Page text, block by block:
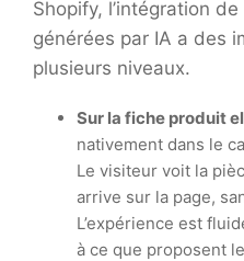
Shopify, l’intégration
générées par IA a des
plusieurs niveaux.
Sur la fiche produit
nativement dans le
Le visiteur voit la
arrive sur la page,
L’expérience est
à ce que proposent